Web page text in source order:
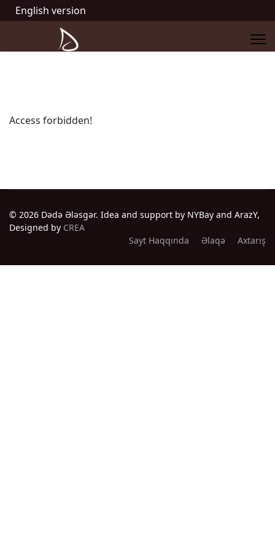
English version
Access forbidden!
© 2026 Dədə Ələsgər. Idea and support by NYBay and ArazY,
Designed by CREA
Sayt Haqqında
Əlaqə Axtarış